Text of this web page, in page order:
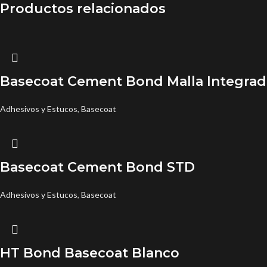
Productos relacionados
Basecoat Cement Bond Malla
Adhesivos y Estucos, Basecoat
Basecoat Cement Bond STD
Adhesivos y Estucos, Basecoat
HT Bond Basecoat Blanco